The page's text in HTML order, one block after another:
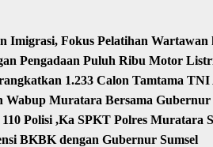
Imigrasi, Fokus Pelatihan Wartawan
Pengadaan Puluh Ribu Motor
1.233 Calon Tamtama TNI
Wabup Muratara Bersama
Polisi ,Ka SPKT Polres Muratara
BKBK dengan Gubernur Sumsel